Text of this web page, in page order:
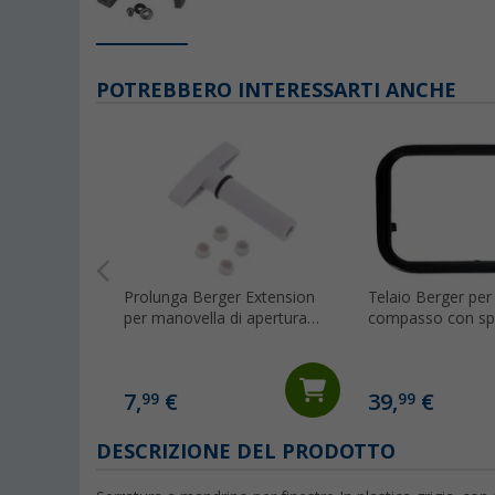
POTREBBERO INTERESSARTI ANCHE
Prolunga Berger Extension
per manovella di apertura
7,99 €
Telaio Berger
compasso con
39,99 €
DESCRIZIONE DEL PRODOTTO